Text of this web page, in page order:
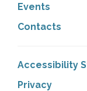
Events
Contacts
Accessibility
Privacy